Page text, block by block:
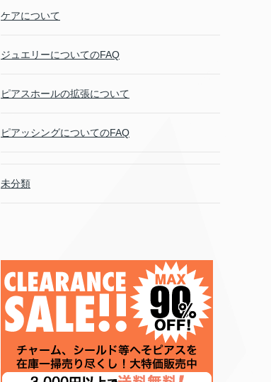
ケアについて
ジュエリーについてのFAQ
ピアスホールの拡張について
ピアッシングについてのFAQ
未分類